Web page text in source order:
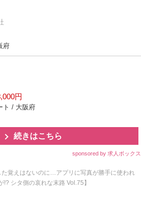
府
円
ト / 大阪府
続きはこちら
sponsored by 求人ボックス
た覚えはないのに…アプリに写真が勝手に使われ
シタ側の哀れな末路 Vol.75】